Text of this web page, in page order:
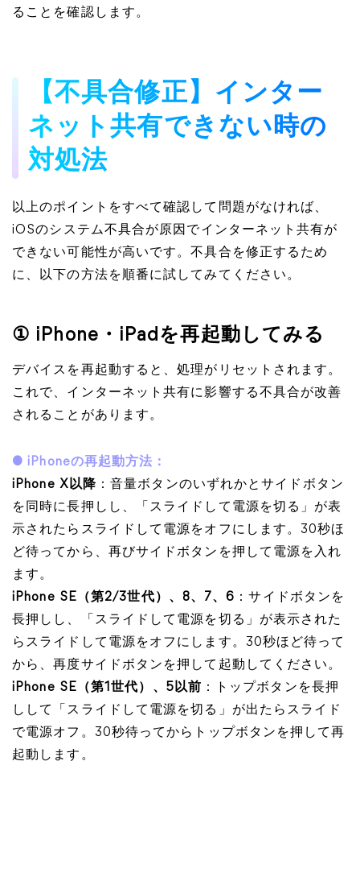
ることを確認します。
【不具合修正】インター
ネット共有できない時の
対処法
以上のポイントをすべて確認して問題がなければ、
iOSのシステム不具合が原因でインターネット共有が
できない可能性が高いです。不具合を修正するため
に、以下の方法を順番に試してみてください。
① iPhone・iPadを再起動してみる
デバイスを再起動すると、処理がリセットされます。
これで、インターネット共有に影響する不具合が改善
されることがあります。
● iPhoneの再起動方法：
iPhone X以降 ：音量ボタンのいずれかとサイドボタン
を同時に長押しし、「スライドして電源を切る」が表
示されたらスライドして電源をオフにします。30秒ほ
ど待ってから、再びサイドボタンを押して電源を入れ
ます。
iPhone SE（第2/3世代）、8、7、6 ：サイドボタンを
長押しし、「スライドして電源を切る」が表示された
らスライドして電源をオフにします。30秒ほど待って
から、再度サイドボタンを押して起動してください。
iPhone SE（第1世代）、5以前 ：トップボタンを長押
しして「スライドして電源を切る」が出たらスライド
で電源オフ。30秒待ってからトップボタンを押して再
起動します。